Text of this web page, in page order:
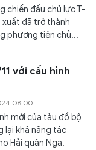
chiến đấu chủ lực T-
xuất đã trở thành
phương tiện chủ...
với cấu hình
08:00
mới của tàu đổ bộ
lại khả năng tác
Hải quân Nga.